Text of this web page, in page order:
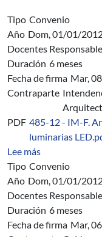
Tipo Convenio
Año Dom, 01/01/
Docentes
Duración 6 meses
Fecha de firma Mar,
Contraparte
PDF 485-12 - IM-F.
luminarias
Lee mássobre 485/12
Tipo Convenio
Año Dom, 01/01/
Docentes
Duración 6 meses
Fecha de firma Mar,